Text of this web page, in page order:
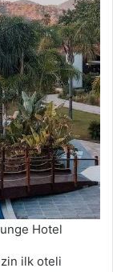
Hotel
ilk oteli